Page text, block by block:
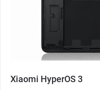
Xiaomi HyperOS 3